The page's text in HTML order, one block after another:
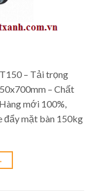
– Tải trọng
– Chất
mới 100%,
đẩy mặt bàn 150kg